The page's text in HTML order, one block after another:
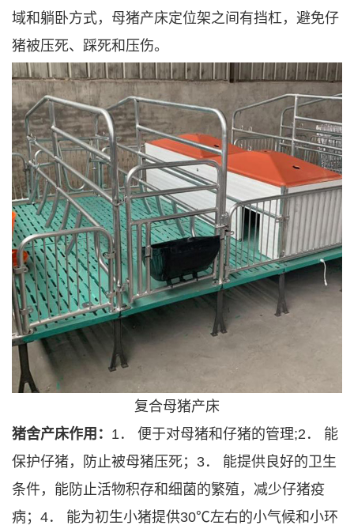
域和躺卧方式，母猪产床定位架之间有挡杠，避免仔
猪被压死、踩死和压伤。
复合母猪产床
猪舍产床作用： 1． 便于对母猪和仔猪的管理;2． 能
保护仔猪，防止被母猪压死；3． 能提供良好的卫生
条件，能防止活物积存和细菌的繁殖，减少仔猪疫
病；4． 能为初生小猪提供30℃左右的小气候和小环